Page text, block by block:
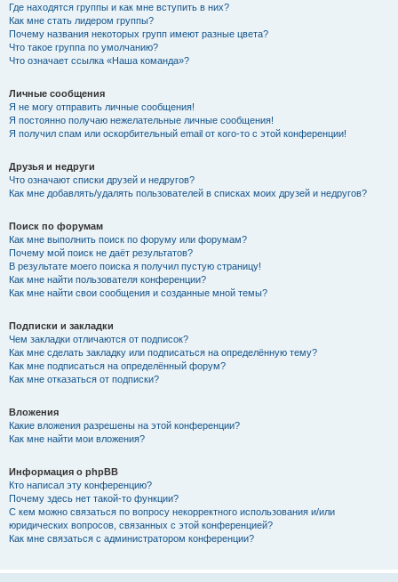
Где находятся группы и как мне вступить в них?
Как мне стать лидером группы?
Почему названия некоторых групп имеют разные цвета?
Что такое группа по умолчанию?
Что означает ссылка «Наша команда»?
Личные сообщения
Я не могу отправить личные сообщения!
Я постоянно получаю нежелательные личные сообщения!
Я получил спам или оскорбительный email от кого-то с этой конференции!
Друзья и недруги
Что означают списки друзей и недругов?
Как мне добавлять/удалять пользователей в списках моих друзей и недругов?
Поиск по форумам
Как мне выполнить поиск по форуму или форумам?
Почему мой поиск не даёт результатов?
В результате моего поиска я получил пустую страницу!
Как мне найти пользователя конференции?
Как мне найти свои сообщения и созданные мной темы?
Подписки и закладки
Чем закладки отличаются от подписок?
Как мне сделать закладку или подписаться на определённую тему?
Как мне подписаться на определённый форум?
Как мне отказаться от подписки?
Вложения
Какие вложения разрешены на этой конференции?
Как мне найти мои вложения?
Информация о phpBB
Кто написал эту конференцию?
Почему здесь нет такой-то функции?
С кем можно связаться по вопросу некорректного использования и/или
юридических вопросов, связанных с этой конференцией?
Как мне связаться с администратором конференции?